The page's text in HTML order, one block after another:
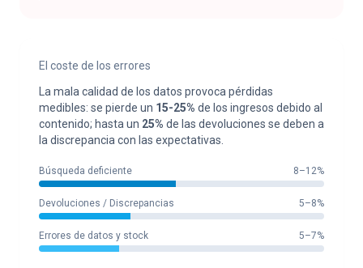
El coste de los errores
La mala calidad de los datos provoca pérdidas
medibles: se pierde un 15-25% de los ingresos debido al
contenido; hasta un 25% de las devoluciones se deben a
la discrepancia con las expectativas.
Búsqueda deficiente 8–12%
Devoluciones / Discrepancias 5–8%
Errores de datos y stock 5–7%